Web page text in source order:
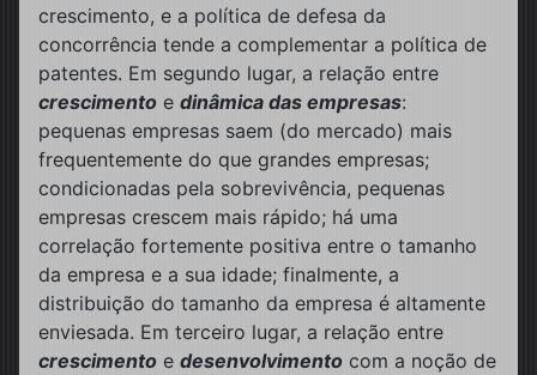
crescimento, e a política de defesa da
concorrência tende a complementar a política de
patentes. Em segundo lugar, a relação entre
crescimento e dinâmica das empresas:
pequenas empresas saem (do mercado) mais
frequentemente do que grandes empresas;
condicionadas pela sobrevivência, pequenas
empresas crescem mais rápido; há uma
correlação fortemente positiva entre o tamanho
da empresa e a sua idade; finalmente, a
distribuição do tamanho da empresa é altamente
enviesada. Em terceiro lugar, a relação entre
crescimento e desenvolvimento com a noção de